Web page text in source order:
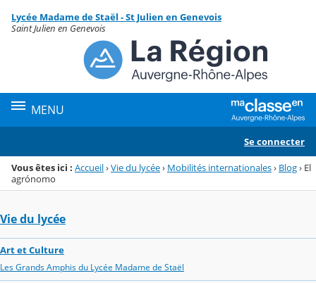
Menu de la rubrique
Contenu
Lycée Madame de Staël - St Julien en Genevois
Saint Julien en Genevois
MENU
Se connecter
Vous êtes ici : Accueil›Vie du lycée› Mobilités internationales› Blog› El
agrónomo
Vie du lycée
Art et Culture
Les Grands Amphis du Lycée Madame de Staël